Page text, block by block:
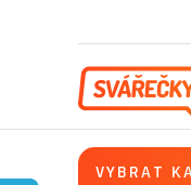
VYBRAT